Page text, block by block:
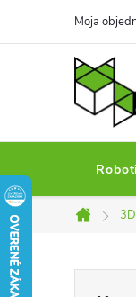
Moja
Domov